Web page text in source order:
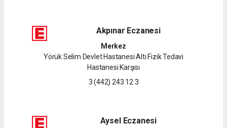
Akpınar Eczanesi
Merkez
Yörük Selim Devlet Hastanesi Altı Fizik Tedavi
Hastanesi Karşısı
3 (442) 243 12 3
Aysel Eczanesi